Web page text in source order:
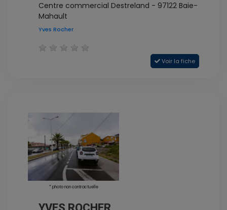
Centre commercial Destreland - 97122 Baie-
Mahault
Yves Rocher
Voir la fiche
* photo non contractuelle